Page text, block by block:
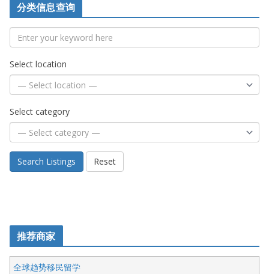
分类信息查询
Select location
Select category
Search Listings Reset
推荐商家
全球趋势移民留学